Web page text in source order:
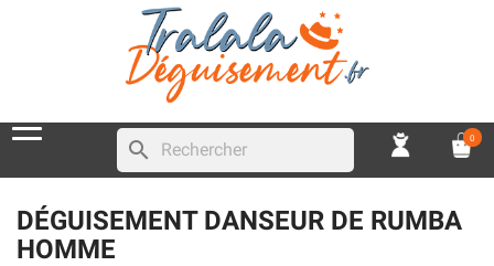
search 0
DÉGUISEMENT DANSEUR DE RUMBA
HOMME